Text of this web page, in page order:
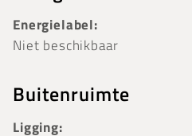
Energielabel:
Niet beschikbaar
Buitenruimte
Ligging: